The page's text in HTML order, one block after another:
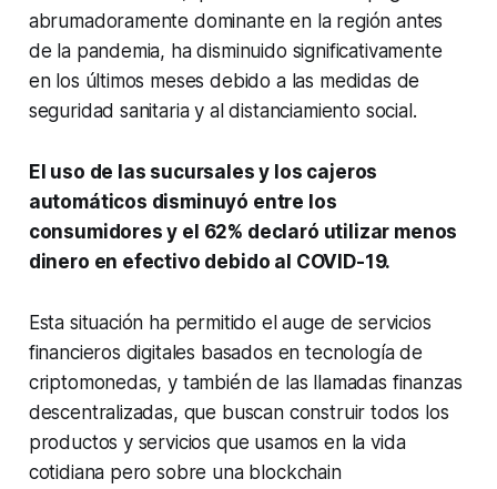
abrumadoramente dominante en la región antes
de la pandemia, ha disminuido significativamente
en los últimos meses debido a las medidas de
seguridad sanitaria y al distanciamiento social.
El uso de las sucursales y los cajeros
automáticos disminuyó entre los
consumidores y el 62% declaró utilizar menos
dinero en efectivo debido al COVID-19.
Esta situación ha permitido el auge de servicios
financieros digitales basados en tecnología de
criptomonedas, y también de las llamadas finanzas
descentralizadas, que buscan construir todos los
productos y servicios que usamos en la vida
cotidiana pero sobre una blockchain